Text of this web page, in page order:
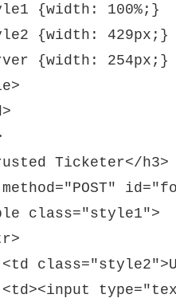
{width: 100%;}
{width: 429px;}
{width: 254px;}
Ticketer</h3>
class="style1">